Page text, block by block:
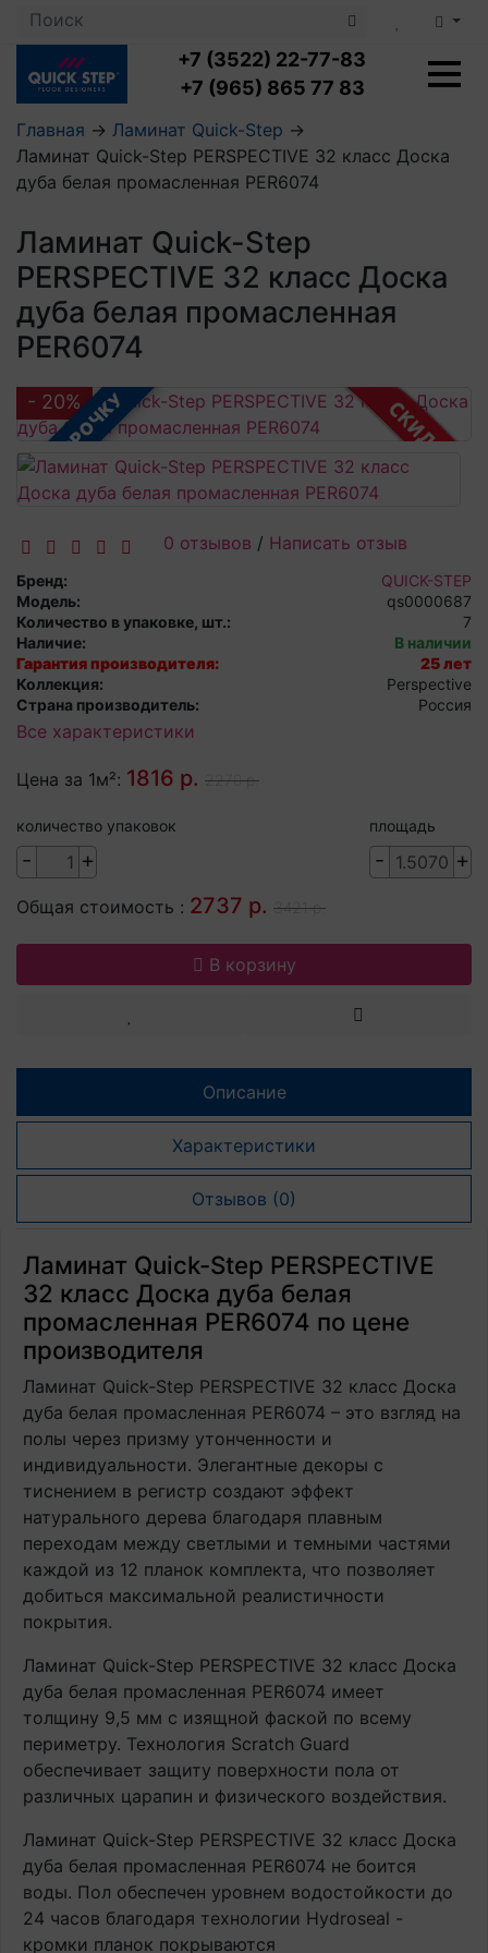
+7 (3522) 22-77-83
+7 (965) 865 77 83
Ламинат с укладкой
Влагостойкий ламинат
Посмотреть все категории
LOC FLOOR FANCY
LOC FLOOR ARCTIC
Посмотреть все категории
Кварцвиниловая плитка с укладкой
Клеевая кварцвиниловая плитка
Виниловый ламинат
Кварцвинил SPC OASIS
Посмотреть все категории
Плинтус
Профили для ступеней
Подложка
Аксессуары для напольных покрытий
Посмотреть все категории
Аксессуары для стеновых панелей
Посмотреть все категории
Главная → Ламинат Quick-Step →
Ламинат Quick-Step PERSPECTIVE 32 класс Доска
дуба белая промасленная PER6074
Ламинат Quick-Step
PERSPECTIVE 32 класс Доска
дуба белая промасленная
PER6074
В РАССРОЧКУ
- 20%
0 отзывов / Написать отзыв
Бренд:
QUICK-STEP
Модель:
qs0000687
Количество в упаковке, шт.:
7
Наличие:
В наличии
Гарантия производителя:
25 лет
Коллекция:
Perspective
Страна производитель:
Россия
Все характеристики
Цена за 1м²: 1816 р. 2270 р.
количество упаковок
- +
площадь
- +
Общая стоимость : 2737 р. 3421 р.
В корзину
Описание
Характеристики
Отзывов (0)
Ламинат Quick-Step PERSPECTIVE
32 класс Доска дуба белая
промасленная PER6074 по цене
производителя
Ламинат Quick-Step PERSPECTIVE 32 класс Доска
дуба белая промасленная PER6074 – это взгляд на
полы через призму утонченности и
индивидуальности. Элегантные декоры с
тиснением в регистр создают эффект
натурального дерева благодаря плавным
переходам между светлыми и темными частями
каждой из 12 планок комплекта, что позволяет
добиться максимальной реалистичности
покрытия.
Ламинат Quick-Step PERSPECTIVE 32 класс Доска
дуба белая промасленная PER6074 имеет
толщину 9,5 мм с изящной фаской по всему
периметру. Технология Scratch Guard
обеспечивает защиту поверхности пола от
различных царапин и физического воздействия.
Ламинат Quick-Step PERSPECTIVE 32 класс Доска
дуба белая промасленная PER6074 не боится
воды. Пол обеспечен уровнем водостойкости до
24 часов благодаря технологии Hydroseal -
кромки планок покрываются